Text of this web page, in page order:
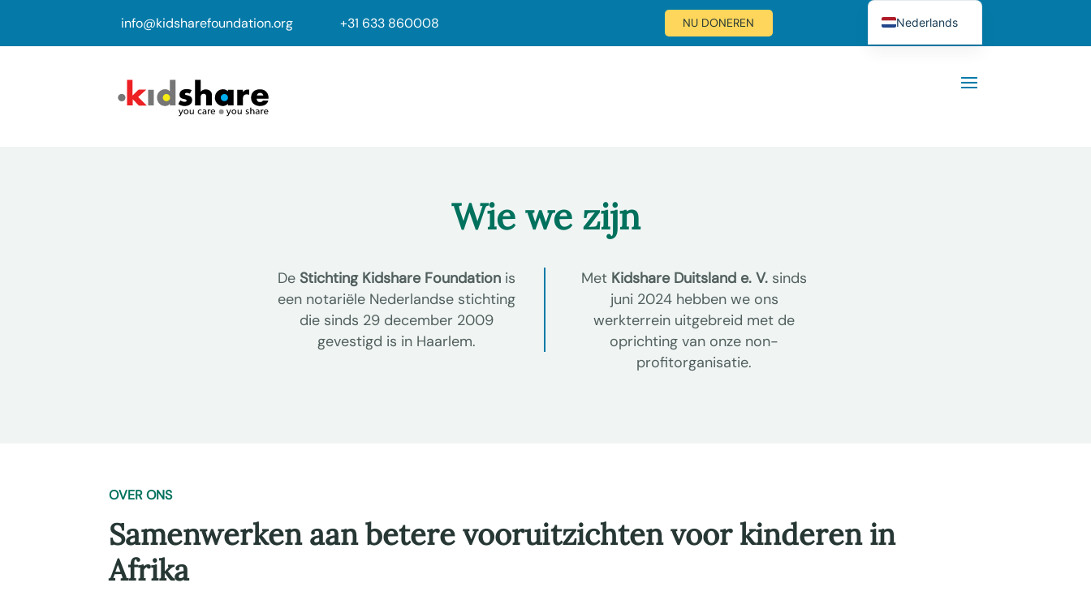
info@kidsharefoundation.org +31 633 860008 NU DONEREN
Wie we zijn
De Stichting Kidshare Foundationis
een notariële Nederlandse stichting
die sinds 29 december 2009
gevestigd is in Haarlem.
Met Kidshare Duitsland e. V. sinds
juni 2024 hebben we ons
werkterrein uitgebreid met de
oprichting van onze non-
profitorganisatie.
Samenwerken aan betere vooruitzichten voor kinderen in
Afrika
OVER ONS
Nederlands
English (UK)